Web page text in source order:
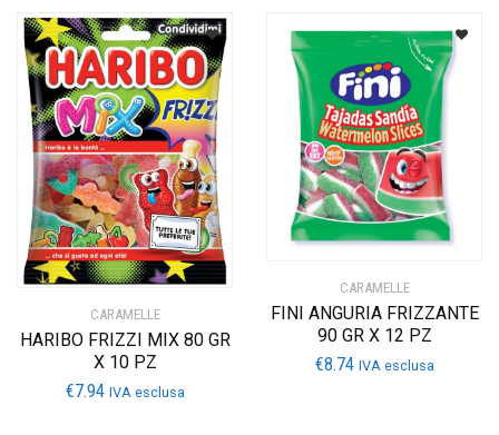
CARAMELLE
HARIBO FRIZZI MIX 80 GR
X 10 PZ
€7.94 IVA esclusa
CARAMELLE
FINI ANGURIA FRIZZANTE
90 GR X 12 PZ
€8.74 IVA esclusa